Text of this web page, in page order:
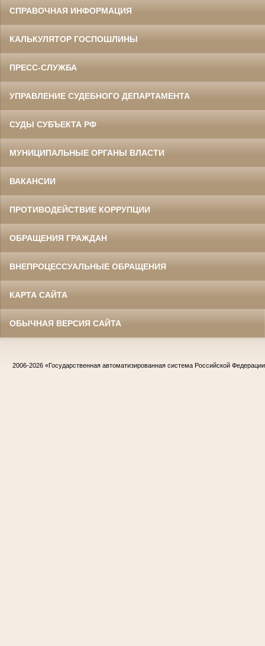
СПРАВОЧНАЯ ИНФОРМАЦИЯ
КАЛЬКУЛЯТОР ГОСПОШЛИНЫ
ПРЕСС-СЛУЖБА
УПРАВЛЕНИЕ СУДЕБНОГО ДЕПАРТАМЕНТА
СУДЫ СУБЪЕКТА РФ
МУНИЦИПАЛЬНЫЕ ОРГАНЫ ВЛАСТИ
ВАКАНСИИ
ПРОТИВОДЕЙСТВИЕ КОРРУПЦИИ
ОБРАЩЕНИЯ ГРАЖДАН
ВНЕПРОЦЕССУАЛЬНЫЕ ОБРАЩЕНИЯ
КАРТА САЙТА
ОБЫЧНАЯ ВЕРСИЯ САЙТА
2006-2026 «Государственная автоматизированная система Российской